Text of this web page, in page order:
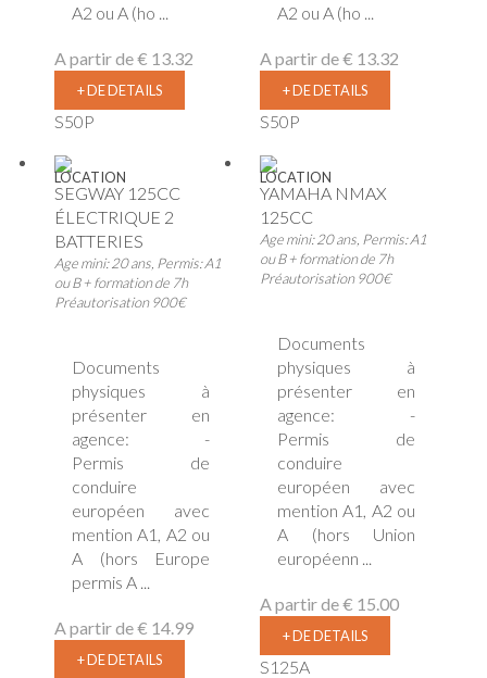
A2 ou A (ho ...
A partir de€ 13.32
+ DE DETAILS
S50P
A2 ou A (ho ...
A partir de€ 13.32
+ DE DETAILS
S50P
LOCATION
SEGWAY 125CC
ÉLECTRIQUE 2
BATTERIES
Age mini: 20 ans, Permis: A1
ou B + formation de 7h
Préautorisation 900€
Documents
physiques à
présenter en
agence: -
Permis de
conduire
européen avec
mention A1, A2 ou
A (hors Europe
permis A ...
A partir de€ 14.99
+ DE DETAILS
LOCATION
YAMAHA NMAX
125CC
Age mini: 20 ans, Permis: A1
ou B + formation de 7h
Préautorisation 900€
Documents
physiques à
présenter en
agence: -
Permis de
conduire
européen avec
mention A1, A2 ou
A (hors Union
européenn ...
A partir de€ 15.00
+ DE DETAILS
S125A